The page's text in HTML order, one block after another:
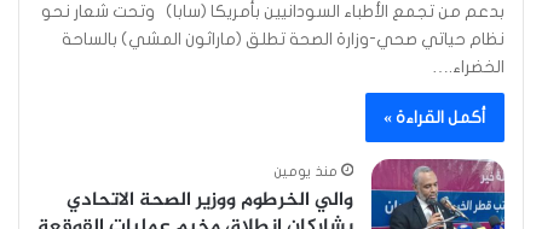
بدعم من تجمع الأطباء السودانيين بأمريكا (سابا) وتحت شعار نحو
نظام حياتي صحي-وزارة الصحة تطلق (ماراثون المشي) بالساحة
الخضراء.…
أكمل القراءة »
منذ يومين
والي الخرطوم ووزير الصحة الاتحادي